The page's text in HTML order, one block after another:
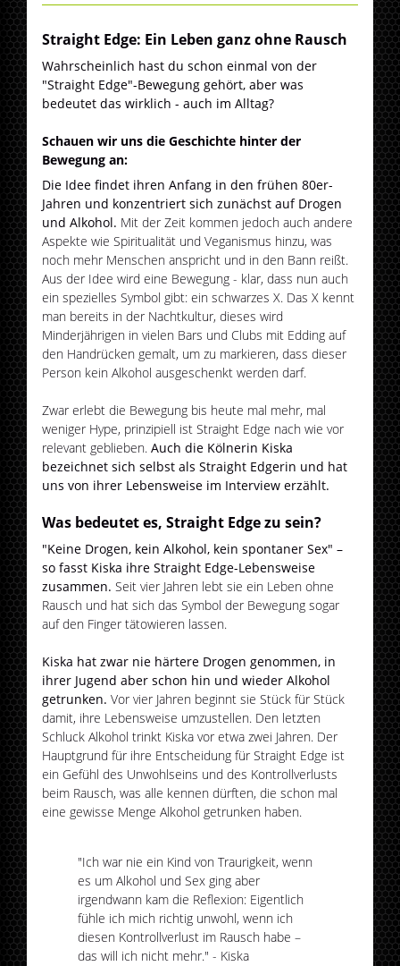
Straight Edge: Ein Leben ganz ohne Rausch
Wahrscheinlich hast du schon einmal von der
"Straight Edge"-Bewegung gehört, aber was
bedeutet das wirklich - auch im Alltag?
Schauen wir uns die Geschichte hinter der
Bewegung an:
Die Idee findet ihren Anfang in den frühen 80er-
Jahren und konzentriert sich zunächst auf Drogen
und Alkohol. Mit der Zeit kommen jedoch auch andere
Aspekte wie Spiritualität und Veganismus hinzu, was
noch mehr Menschen anspricht und in den Bann reißt.
Aus der Idee wird eine Bewegung - klar, dass nun auch
ein spezielles Symbol gibt: ein schwarzes X. Das X kennt
man bereits in der Nachtkultur, dieses wird
Minderjährigen in vielen Bars und Clubs mit Edding auf
den Handrücken gemalt, um zu markieren, dass dieser
Person kein Alkohol ausgeschenkt werden darf.
Zwar erlebt die Bewegung bis heute mal mehr, mal
weniger Hype, prinzipiell ist Straight Edge nach wie vor
relevant geblieben.Auch die Kölnerin Kiska
bezeichnet sich selbst als Straight Edgerin und hat
uns von ihrer Lebensweise im Interview erzählt.
Was bedeutet es, Straight Edge zu sein?
"Keine Drogen, kein Alkohol, kein spontaner Sex" –
so fasst Kiska ihre Straight Edge-Lebensweise
zusammen. Seit vier Jahren lebt sie ein Leben ohne
Rausch und hat sich das Symbol der Bewegung sogar
auf den Finger tätowieren lassen.
Kiska hat zwar nie härtere Drogen genommen, in
ihrer Jugend aber schon hin und wieder Alkohol
getrunken. Vor vier Jahren beginnt sie Stück für Stück
damit, ihre Lebensweise umzustellen. Den letzten
Schluck Alkohol trinkt Kiska vor etwa zwei Jahren. Der
Hauptgrund für ihre Entscheidung für Straight Edge ist
ein Gefühl des Unwohlseins und des Kontrollverlusts
beim Rausch, was alle kennen dürften, die schon mal
eine gewisse Menge Alkohol getrunken haben.
"Ich war nie ein Kind von Traurigkeit, wenn
es um Alkohol und Sex ging aber
irgendwann kam die Reflexion: Eigentlich
fühle ich mich richtig unwohl, wenn ich
diesen Kontrollverlust im Rausch habe –
das will ich nicht mehr." - Kiska